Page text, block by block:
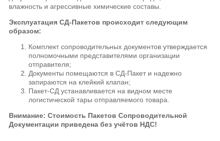
влажность и агрессивные химические составы.
Эксплуатация СД-Пакетов происходит следующим
образом:
Комплект сопроводительных документов утверждается
полномочными представителями организации
отправителя;
Документы помещаются в СД-Пакет и надежно
запираются на клейкий клапан;
Пакет-СД устанавливается на видном месте
логистической тары отправляемого товара.
Внимание: Стоимость Пакетов Сопроводительной
Документации приведена без учётов НДС!